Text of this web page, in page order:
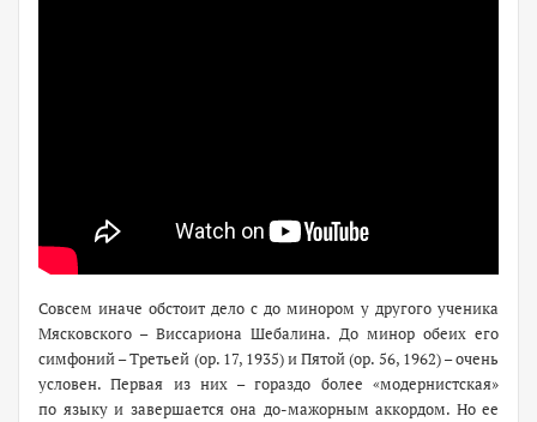
Совсем иначе обстоит дело с до минором у другого ученика
Мясковского – Виссариона Шебалина. До минор обеих его
симфоний – Третьей (ор. 17, 1935) и Пятой (ор. 56, 1962) – очень
условен. Первая из них – гораздо более «модернистская»
по языку и завершается она до-мажорным аккордом. Но ее